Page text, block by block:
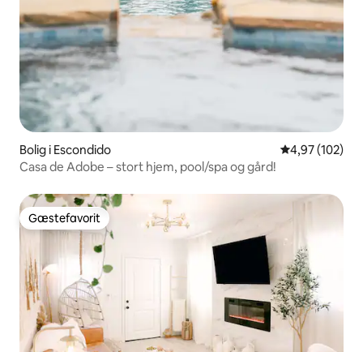
Bolig i Escondido 4,97 ud af 5 i
4,97 (102)
Casa de Adobe – stort hjem, pool/spa og gård!
Gæstefavorit
Gæstefavorit